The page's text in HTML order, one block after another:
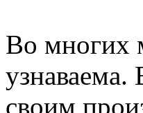
Во многих
своим